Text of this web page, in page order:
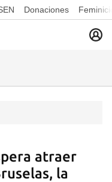
Donaciones
atraer
la